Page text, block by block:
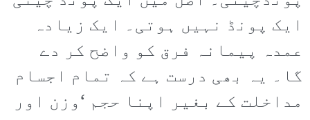
ایک پونڈ نہیں ہوتی۔ ایک زیادہ
عمدہ پیمانہ فرق کو واضح کر دے
گا۔ یہ بھی درست ہے کہ تمام اجسام
مداخلت کے بغیر اپنا حجم ‘وزن اور